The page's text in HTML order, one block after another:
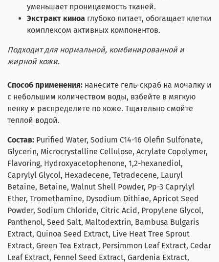
уменьшает проницаемость тканей.
Экстракт киноа глубоко питает, обогащает клетки
комплексом активных компонентов.
Подходит для нормальной, комбинированной и
жирной кожи.
Способ применения: нанесите гель-скраб на мочалку и
с небольшим количеством воды, взбейте в мягкую
пенку и распределите по коже. Тщательно смойте
теплой водой.
Состав: Purified Water, Sodium C14-16 Olefin Sulfonate,
Glycerin, Microcrystalline Cellulose, Acrylate Copolymer,
Flavoring, Hydroxyacetophenone, 1,2-hexanediol,
Caprylyl Glycol, Hexadecene, Tetradecene, Lauryl
Betaine, Betaine, Walnut Shell Powder, Pp-3 Caprylyl
Ether, Tromethamine, Dysodium Dithiae, Apricot Seed
Powder, Sodium Chloride, Citric Acid, Propylene Glycol,
Panthenol, Seed Salt, Maltodextrin, Bambusa Bulgaris
Extract, Quinoa Seed Extract, Live Heat Tree Sprout
Extract, Green Tea Extract, Persimmon Leaf Extract, Cedar
Leaf Extract, Fennel Seed Extract, Gardenia Extract,